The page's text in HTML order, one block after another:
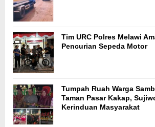
Tim URC Polres Melawi
Pencurian Sepeda Motor
Tumpah Ruah Warga
Taman Pasar Kakap,
Kerinduan Masyarakat